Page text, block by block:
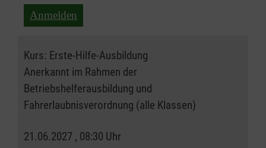
Anmelden
Kurs: Erste-Hilfe-Ausbildung
Anerkannt im Rahmen der
Betriebshelferausbildung und
Fahrerlaubnisverordnung (alle Klassen)
21.06.2027 , 08:30 Uhr